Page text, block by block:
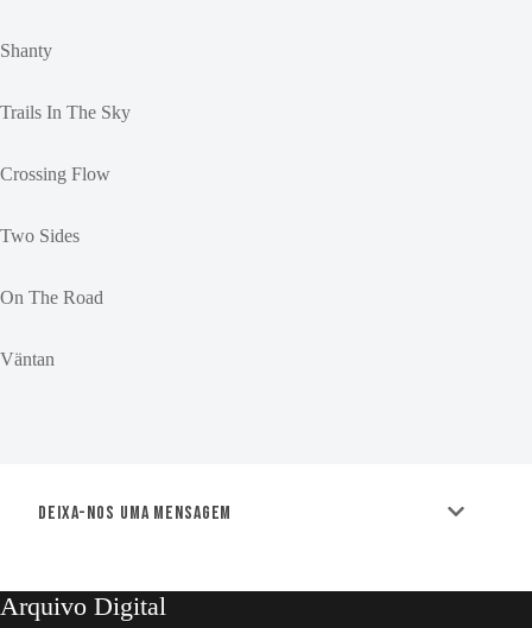
Shanty
Trails In The Sky
Crossing Flow
Two Sides
On The Road
Väntan
Deixa-nos uma mensagem
Arquivo Digital